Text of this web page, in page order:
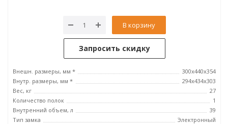
В корзину
Запросить скидку
Внешн. размеры, мм *
300x440x354
Внутр. размеры, мм *
294x434x303
Вес, кг
27
Количество полок
1
Внутренний объем, л
39
Тип замка
Электронный